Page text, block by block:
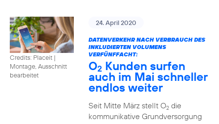
Credits: Placeit |
Montage, Ausschnitt
bearbeitet
24. April 2020
DATENVERKEHR NACH VERBRAUCH DES
INKLUDIERTEN VOLUMENS
VERFÜNFFACHT:
O2 Kunden surfen
auch im Mai schneller
endlos weiter
Seit Mitte März stellt O2die
kommunikative Grundversorgung